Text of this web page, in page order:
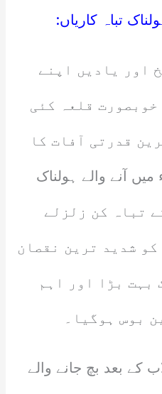
تباہ کاریاں:
اور یادیں اپنے
قلعہ کئی
قدرتی آفات کا
بھی ہوا۔ 1992ء میں آنے والے ہولناک
اور پھر 2005ء کے تباہ کن زلزلے
شدید ترین نقصان
بہت بڑا اور اہم
بوس ہوگیا۔
کے بعد بچ جانے والے